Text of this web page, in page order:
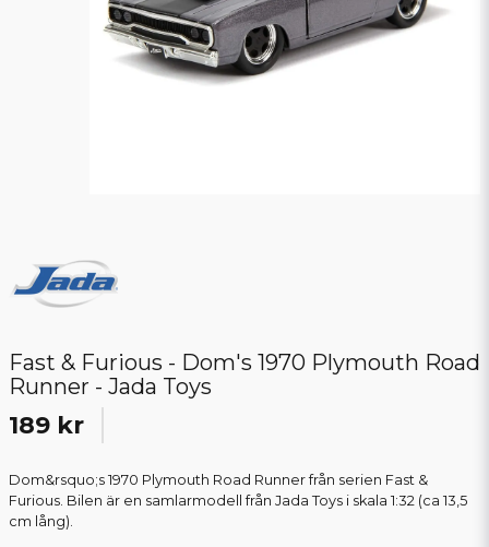
Fast & Furious - Dom's 1970 Plymouth Road
Runner - Jada Toys
189 kr
Dom&rsquo;s 1970 Plymouth Road Runner från serien Fast &
Furious. Bilen är en samlarmodell från Jada Toys i skala 1:32 (ca 13,5
cm lång).